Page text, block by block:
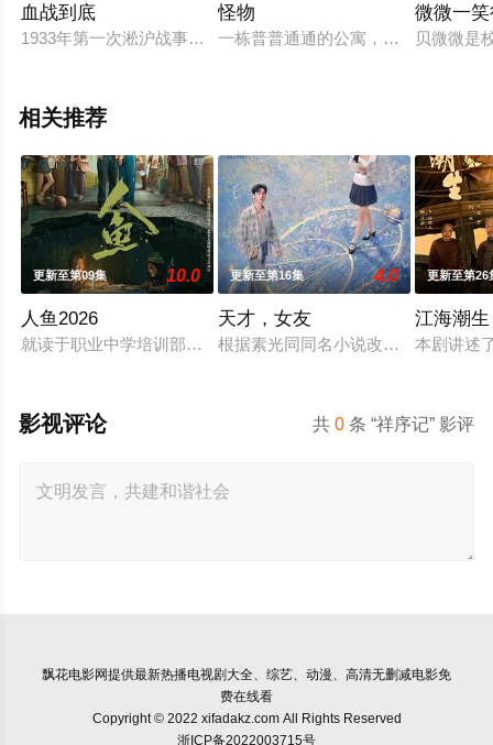
血战到底
1933年第一次淞沪战事结束之后，旅华日本浪人组织“樱花会”
怪物
一栋普普通通的公寓，住着失去了丈
微微一
贝微微是
相关推荐
更新至第09集 10.0
人鱼2026
就读于职业中学培训部的花季女生苏琳（黄杨钿甜 饰），虽自
更新至第16集 4.0
天才，女友
根据素光同同名小说改编。江逾白长
更新至第26
江海潮生
本剧讲述
共0 条 “祥序记” 影评
影视评论
飘花电影网提供最新热播电视剧大全、综艺、动漫、高清无删减电影免
费在线看
Copyright © 2022 xifadakz.com All Rights Reserved
浙ICP备2022003715号